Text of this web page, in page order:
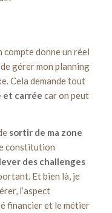
donne un réel
gérer mon planning
Cela demande tout
et carrée car on peut
sortir de ma zone
constitution
des challenges
Et bien là, je
l’aspect
financier et le métier